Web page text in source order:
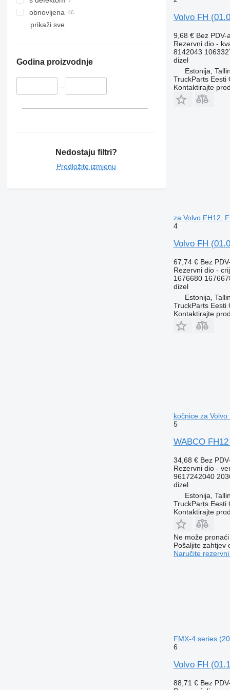
FM 480
FM 500
obnovljena
prikaži sve
Godina proizvodnje
–
Nedostaju filtri?
Predložite izmjenu
Volvo FH
9,68 € Bez PDV-a
Rezervni dio -
8142043
dizel
Estonija,
TruckParts Eesti
Kontaktirajte
za Volvo FH12,
4
Volvo FH
67,74 € Bez
Rezervni dio -
1676680
dizel
Estonija,
TruckParts Eesti
Kontaktirajte
kočnice za
5
WABCO
34,68 € Bez
Rezervni dio -
9617242040
dizel
Estonija,
TruckParts Eesti
Kontaktirajte
Ne može
Pošaljite zahtjev
Naručite
FMX-4 series
6
Volvo FH
88,71 € Bez